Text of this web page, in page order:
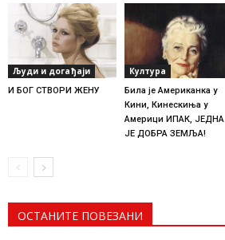
Људи и догађаји
И БОГ СТВОРИ ЖЕНУ
Култура
Била је Американка у
Кини, Кинескиња у
Америци ИПАК, ЈЕДНА
ЈЕ ДОБРА ЗЕМЉА!
ОСТАНИТЕ ПОВЕЗАНИ